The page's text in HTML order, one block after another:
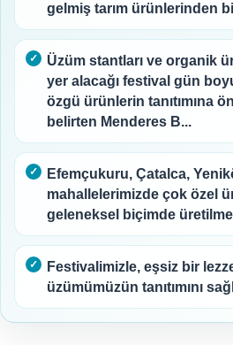
gelmiş tarım ürünlerinden
Üzüm stantları ve organik
yer alacağı festival gün
özgü ürünlerin tanıtımına
belirten Menderes B...
Efemçukuru, Çatalca,
mahallelerimizde çok özel
geleneksel biçimde
Festivalimizle, eşsiz bir
üzümümüzün tanıtımını